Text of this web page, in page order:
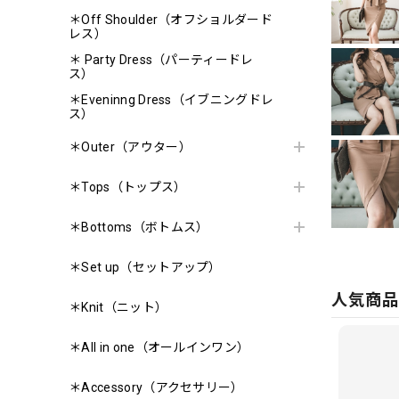
＊Off Shoulder（オフショルダード
レス）
＊ Party Dress（パーティードレ
ス）
＊Eveninng Dress（イブニングドレ
ス）
＊Outer（アウター）
＊Tops（トップス）
＊Bottoms（ボトムス）
＊Set up（セットアップ）
＊Knit（ニット）
＊All in one（オールインワン）
＊Accessory（アクセサリー）
人気商品